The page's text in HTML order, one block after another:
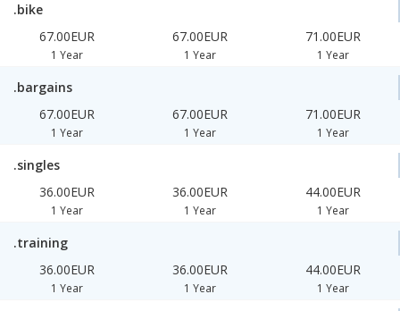
.bike
67.00EUR
1 Year
67.00EUR
1 Year
71.00EUR
1 Year
.bargains
67.00EUR
1 Year
67.00EUR
1 Year
71.00EUR
1 Year
.singles
36.00EUR
1 Year
36.00EUR
1 Year
44.00EUR
1 Year
.training
36.00EUR
1 Year
36.00EUR
1 Year
44.00EUR
1 Year